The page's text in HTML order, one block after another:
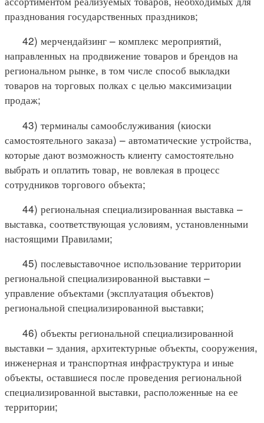
празднования государственных праздников;
42) мерчендайзинг – комплекс мероприятий,
направленных на продвижение товаров и брендов на
региональном рынке, в том числе способ выкладки
товаров на торговых полках с целью максимизации
продаж;
43) терминалы самообслуживания (киоски
самостоятельного заказа) – автоматические устройства,
которые дают возможность клиенту самостоятельно
выбрать и оплатить товар, не вовлекая в процесс
сотрудников торгового объекта;
44) региональная специализированная выставка –
выставка, соответствующая условиям, установленными
настоящими Правилами;
45) послевыставочное использование территории
региональной специализированной выставки –
управление объектами (эксплуатация объектов)
региональной специализированной выставки;
46) объекты региональной специализированной
выставки – здания, архитектурные объекты, сооружения,
инженерная и транспортная инфраструктура и иные
объекты, оставшиеся после проведения региональной
специализированной выставки, расположенные на ее
территории;